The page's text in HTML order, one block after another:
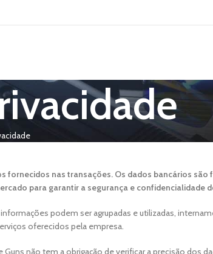
fornecidos nas transações. Os dados bancários
para garantir a segurança e confidencialidade
podem ser agrupadas e utilizadas,
oferecidos pela empresa.
não tem a obrigação de verificar a precisão dos